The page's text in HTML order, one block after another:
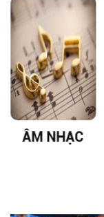
ÂM NHẠC